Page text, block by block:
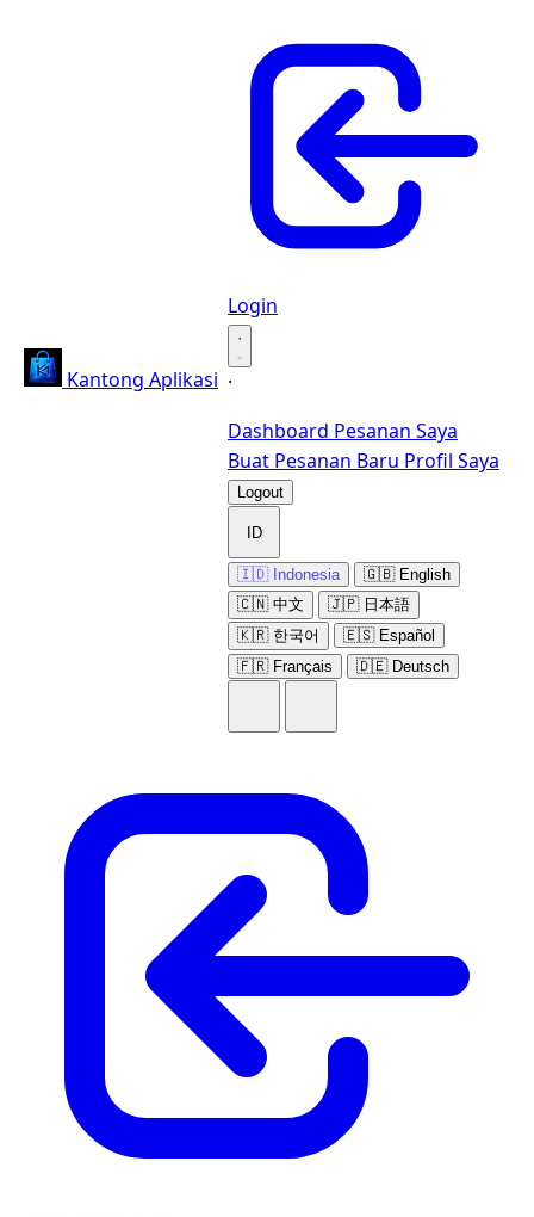
Kantong Aplikasi
Login
·
·
Dashboard Pesanan Saya
Buat Pesanan Baru Profil Saya
Logout
ID
🇮🇩 Indonesia
🇬🇧 English
🇨🇳 中文
🇯🇵 日本語
🇰🇷 한국어
🇪🇸 Español
🇫🇷 Français
🇩🇪 Deutsch